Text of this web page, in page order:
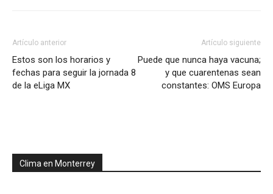
Artículo anterior
Estos son los horarios y
fechas para seguir la jornada 8
de la eLiga MX
Artículo siguiente
Puede que nunca haya vacuna;
y que cuarentenas sean
constantes: OMS Europa
Clima en Monterrey